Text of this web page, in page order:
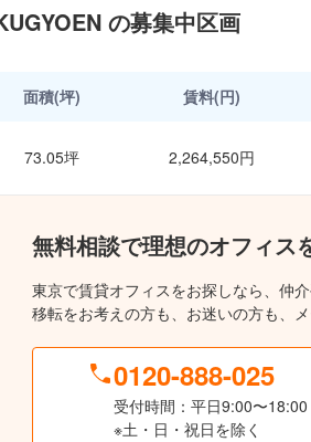
の募集中区画
面積(坪) 賃料(円)
73.05坪 2,264,550円
無料相談で理想のオフィス
東京で賃貸オフィスをお探しなら、仲
移転をお考えの方も、お迷いの方も、
0120-888-025
受付時間：平日9:00〜18:00
※土・日・祝日を除く